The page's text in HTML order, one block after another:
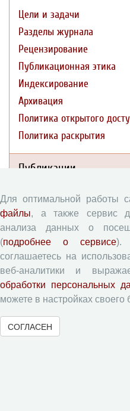
Цели и задачи
Разделы журнала
Рецензирование
Публикационная этика
Индексирование
Архивация
Политика открытого
Политика раскрытия
Публикации
Текущий номер (Том 19,
Архив
Рубрики
Авторы
Статьи
Поиск
Подборка статей
Авторам
Для оптимальной работы
файлы, а также сервис
анализа данных о
(подробнее о сервисе).
соглашаетесь на
веб-аналитики и
обработки персональных
можете в настройках своего
СОГЛАСЕН